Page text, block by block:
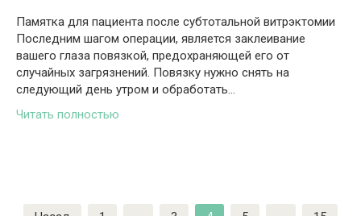
Памятка для пациента после субтотальной витрэктомии
Последним шагом операции, является заклеивание
вашего глаза повязкой, предохраняющей его от
случайных загрязнений. Повязку нужно снять на
следующий день утром и обработать…
Читать полностью
Навигация